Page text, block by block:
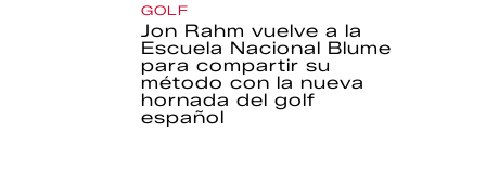
GOLF
Jon Rahm vuelve a la
Escuela Nacional Blume
para compartir su
método con la nueva
hornada del golf
español